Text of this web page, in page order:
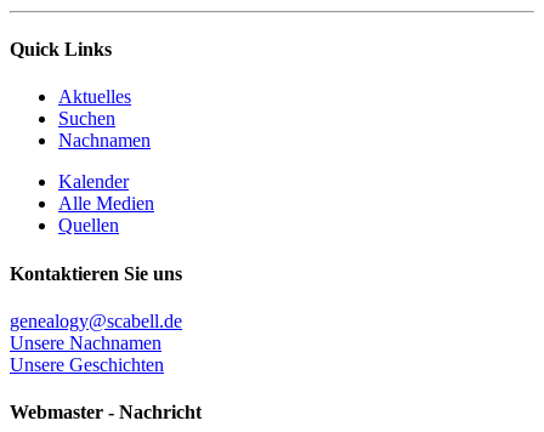
Quick Links
Aktuelles
Suchen
Nachnamen
Kalender
Alle Medien
Quellen
Kontaktieren Sie uns
genealogy@scabell.de
Unsere Nachnamen
Unsere Geschichten
Webmaster - Nachricht